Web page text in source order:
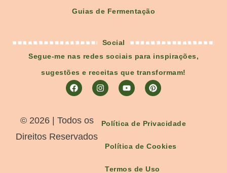
Guias de Fermentação
Social
Segue-me nas redes sociais para inspirações,
sugestões e receitas que transformam!
©️ 2026 | Todos os
Direitos Reservados
Política de Privacidade
Política de Cookies
Termos de Uso